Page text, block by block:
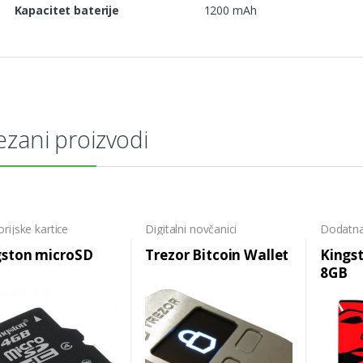
Kapacitet baterije 1200 mAh
proizvodi
kartice
microSD
Digitalni novčanici
Trezor Bitcoin Wallet
8GB